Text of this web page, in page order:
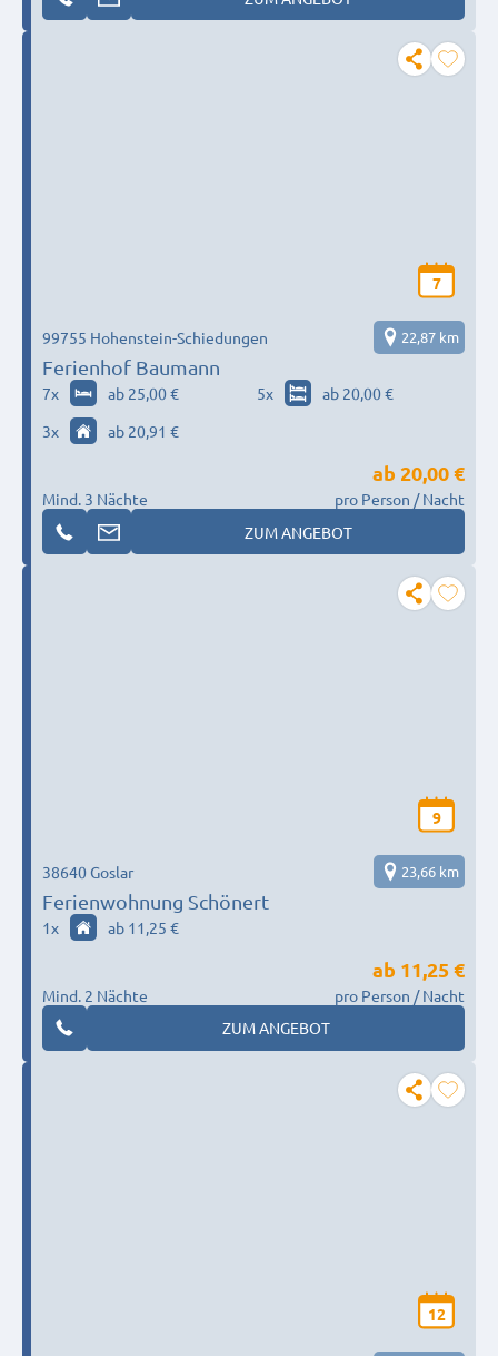
7
Ferienhof Baumann
99755 Hohenstein-Schiedungen 22,87 km
7x ab 25,00 € 5x
ab 20,00 €
3x ab 20,91 €
Mind. 3 Nächte
ab 20,00 €
pro Person / Nacht
ZUM ANGEBOT
9
Ferienwohnung Schönert
38640 Goslar 23,66 km
1x ab 11,25 €
Mind. 2 Nächte
ab 11,25 €
pro Person / Nacht
ZUM ANGEBOT
12